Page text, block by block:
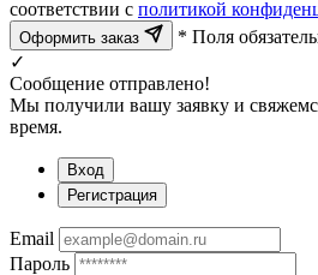
соответствии с политикой
Оформить заказ
* Поля
✓
Сообщение отправлено!
Мы получили вашу заявку и
время.
Вход
Регистрация
Email
Пароль